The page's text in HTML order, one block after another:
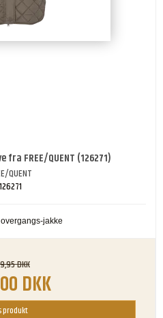
fra FREE/QUENT (126271)
QUENT
126271
jakke
DKK
DKK
produkt